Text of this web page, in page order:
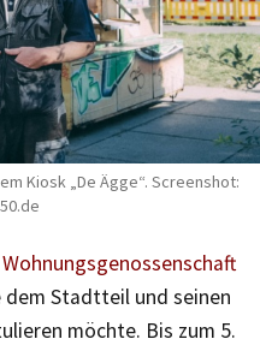
Kiosk „De Ägge“. Screenshot:
Wohnungsgenossenschaft
dem Stadtteil und seinen
möchte. Bis zum 5.